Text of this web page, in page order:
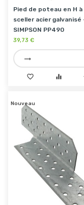
Pied de poteau en H à
sceller acier galvanisé
SIMPSON PP490
39,73 €
trending_flat
favorite_border equalizer
Nouveau